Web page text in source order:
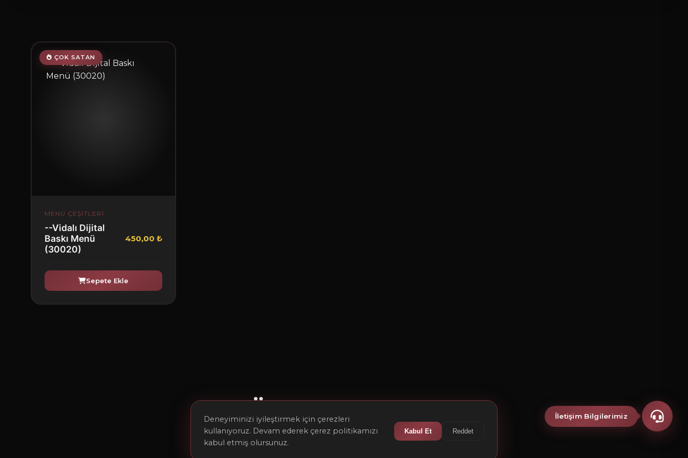
ÇOK SATAN
MENÜ ÇEŞİTLERİ
--Vidalı Dijital
Baskı Menü
(30020)
450,00 ₺
Sepete Ekle
Özel Tasarım mı
İstiyorsunuz?
İletişim Bilgilerimiz
Deneyiminizi iyileştirmek için çerezleri
kullanıyoruz. Devam ederek çerez politikamızı
kabul etmiş olursunuz.
Kabul Et Reddet